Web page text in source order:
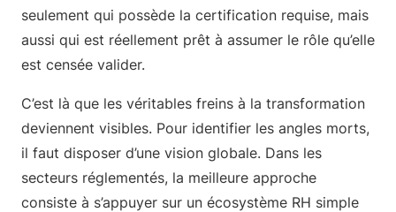
seulement qui possède la certification requise, mais
aussi qui est réellement prêt à assumer le rôle qu’elle
est censée valider.
C’est là que les véritables freins à la transformation
deviennent visibles. Pour identifier les angles morts,
il faut disposer d’une vision globale. Dans les
secteurs réglementés, la meilleure approche
consiste à s’appuyer sur un écosystème RH simple